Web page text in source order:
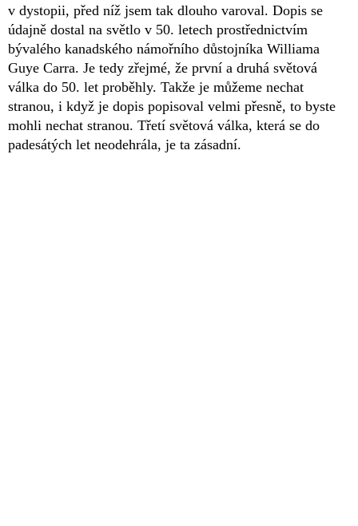
v dystopii, před níž jsem tak dlouho varoval. Dopis se
údajně dostal na světlo v 50. letech prostřednictvím
bývalého kanadského námořního důstojníka Williama
Guye Carra. Je tedy zřejmé, že první a druhá světová
válka do 50. let proběhly. Takže je můžeme nechat
stranou, i když je dopis popisoval velmi přesně, to byste
mohli nechat stranou. Třetí světová válka, která se do
padesátých let neodehrála, je ta zásadní.